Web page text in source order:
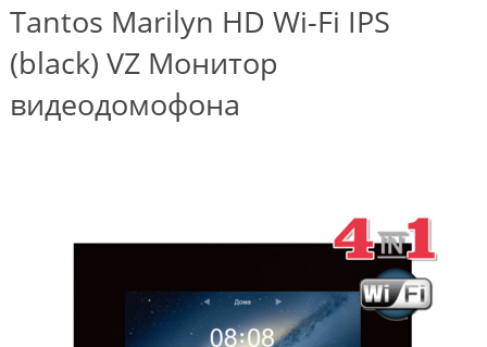
Tantos Marilyn HD Wi-Fi IPS
(black) VZ Монитор
видеодомофона